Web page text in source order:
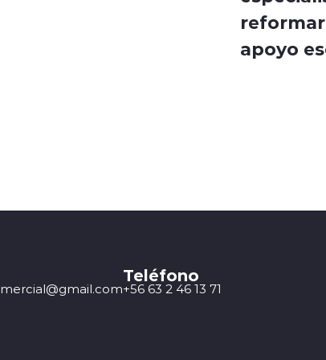
apoyo
Teléfono
+56 63 2 46 13 71